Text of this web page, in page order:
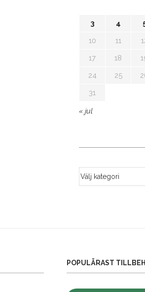
3
4
10
11
17
18
24
25
31
« jul
POPULÄRAST